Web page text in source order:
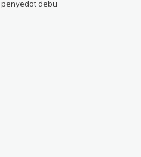
debu